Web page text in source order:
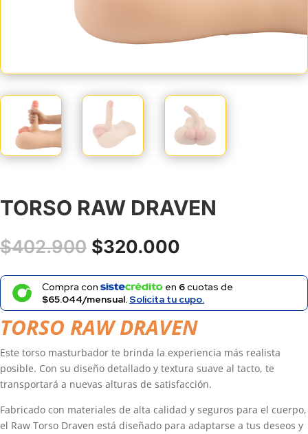
TORSO RAW DRAVEN
$402.900 El
precio
original
era:
$402.900.
$320.000
actual
es:
$320.000.
Compra con en 6cuotas de
$65.044/mensual.Solicita tu cupo.
TORSO RAW DRAVEN
Este torso masturbador te brinda la experiencia más realista
posible. Con su diseño detallado y textura suave al tacto, te
transportará a nuevas alturas de satisfacción.
Fabricado con materiales de alta calidad y seguros para el cuerpo,
el Raw Torso Draven está diseñado para adaptarse a tus deseos y